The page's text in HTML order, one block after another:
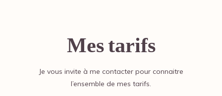
Mes tarifs
Je vous invite à me contacter pour connaitre
l’ensemble de mes tarifs.